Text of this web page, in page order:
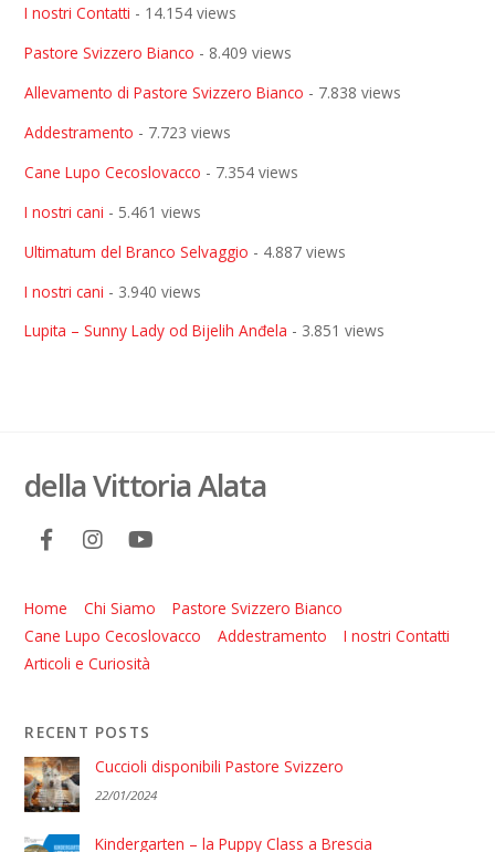
I nostri Contatti - 14.154 views
Pastore Svizzero Bianco - 8.409 views
Allevamento di Pastore Svizzero Bianco - 7.838 views
Addestramento - 7.723 views
Cane Lupo Cecoslovacco - 7.354 views
I nostri cani - 5.461 views
Ultimatum del Branco Selvaggio - 4.887 views
I nostri cani - 3.940 views
Lupita – Sunny Lady od Bijelih Anđela - 3.851 views
della Vittoria Alata
Home Chi Siamo
Pastore Svizzero Bianco
Cane Lupo Cecoslovacco
Addestramento
I nostri Contatti
Articoli e Curiosità
RECENT POSTS
Cuccioli disponibili Pastore Svizzero
22/01/2024
Kindergarten – la Puppy Class a Brescia